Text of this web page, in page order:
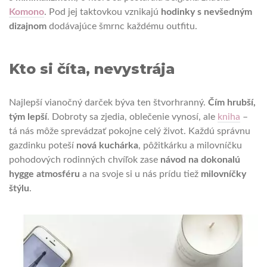
Komono. Pod jej taktovkou vznikajú hodinky s nevšedným
dizajnom dodávajúce šmrnc každému outfitu.
Kto si číta, nevystrája
Najlepší vianočný darček býva ten štvorhranný. Čím hrubší,
tým lepší. Dobroty sa zjedia, oblečenie vynosí, ale kniha –
tá nás môže sprevádzať pokojne celý život. Každú správnu
gazdinku poteší nová kuchárka, pôžitkárku a milovníčku
pohodových rodinných chvíľok zase návod na dokonalú
hygge atmosféru a na svoje si u nás prídu tiež milovníčky
štýlu.